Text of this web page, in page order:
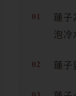
蓮子
泡冷
蓮子